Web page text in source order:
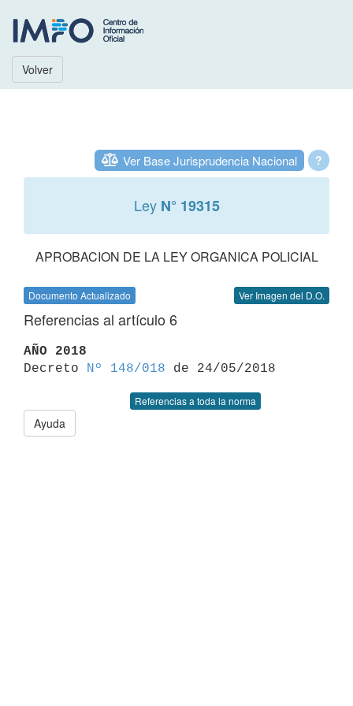
Volver
?
Ver Base Jurisprudencia Nacional
Ley N° 19315
APROBACION DE LA LEY ORGANICA POLICIAL
Documento Actualizado Ver Imagen del D.O.
Referencias al artículo 6
AÑO 2018
Decreto
Nº 148/018
Referencias a toda la norma
Ayuda